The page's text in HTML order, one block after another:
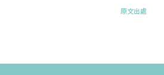
原文出處